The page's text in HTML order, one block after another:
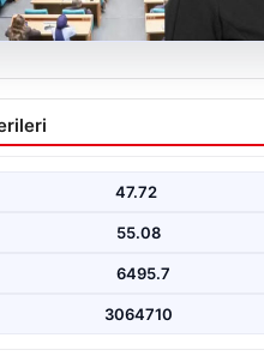
Belediyesi’nde
Çetinkaya oldu
47.72
55.08
6495.7
3064710